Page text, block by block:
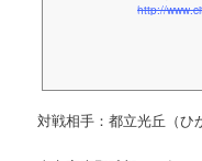
対戦相手：都立光丘（ひ